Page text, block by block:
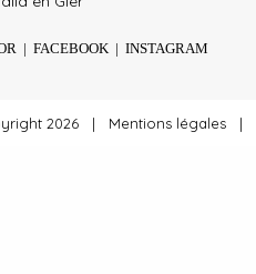
| FACEBOOK | INSTAGRAM
2026 | Mentions légales |